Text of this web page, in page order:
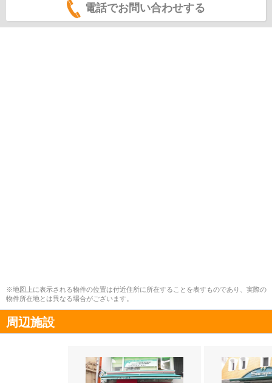
電話でお問い合わせする
※地図上に表示される物件の位置は付近住所に所在することを表すものであり、実際の
物件所在地とは異なる場合がございます。
周辺施設